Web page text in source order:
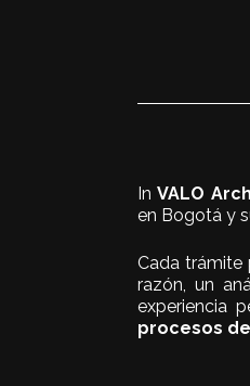
InVALO
en Bogotá y
Cada trámite
razón, un
experiencia
procesos